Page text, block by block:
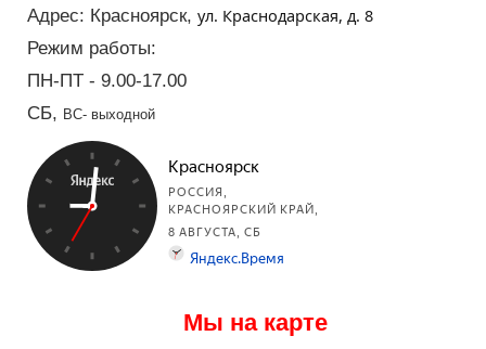
Адрес: Красноярск, ул. Краснодарская, д. 8
Режим работы:
ПН-ПТ - 9.00-17.00
СБ, ВС- выходной
Мы на карте